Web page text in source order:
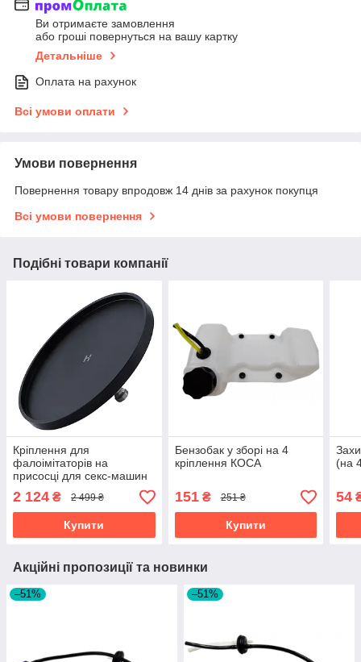
Ви отримаєте замовлення
або гроші повернуться на вашу картку
Детальніше
Оплата на рахунок
Всі умови оплати
Умови повернення
Повернення товару впродовж 14 днів за рахунок покупця
Всі умови повернення
Подібні товари компанії
Кріплення для
фалоімітаторів на
присосці для секс-машин
Adapter 4.5″ KlicLok - B
2 124 ₴ 2 499 ₴
Купити
Бензобак у зборі на 4
кріплення КОСА
151₴ 251 ₴
Купити
(на
54
Акційні пропозиції та новинки
–51% –51%